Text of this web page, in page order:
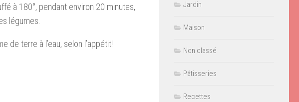
à 180°, pendant environ 20 minutes,
légumes.
de terre à l’eau, selon l’appétit!
Jardin
Maison
Non classé
Pâtisseries
Recettes